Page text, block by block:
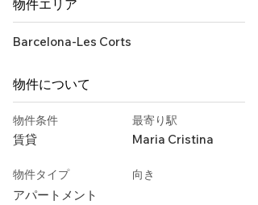
物件エリア
Barcelona-Les Corts
物件について
物件条件
賃貸
最寄り駅
Maria Cristina
物件タイプ
アパートメント
向き